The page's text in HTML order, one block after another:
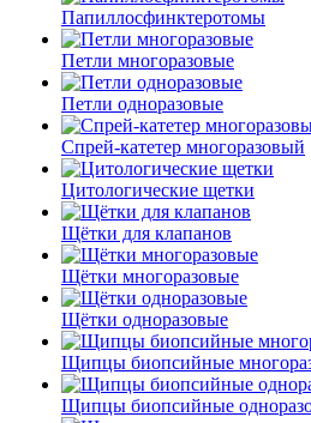
Папиллосфинктеротомы
Петли многоразовые
Петли одноразовые
Спрей-катетер многоразовый
Цитологические щетки
Щётки для клапанов
Щётки многоразовые
Щётки одноразовые
Щипцы биопсийные
Щипцы биопсийные